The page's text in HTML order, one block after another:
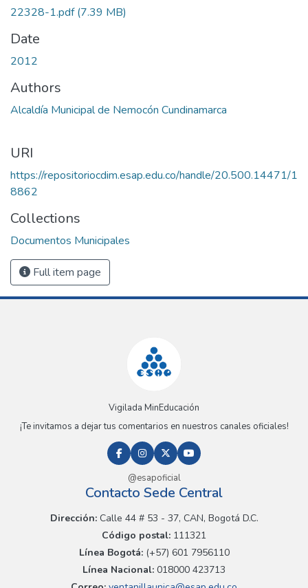
22328-1.pdf(7.39 MB)
Date
2012
Authors
Alcaldía Municipal de Nemocón Cundinamarca
URI
https://repositoriocdim.esap.edu.co/handle/20.500.14471/1
8862
Collections
Documentos Municipales
Full item page
Vigilada MinEducación
¡Te invitamos a dejar tus comentarios en nuestros canales oficiales!
@esapoficial
Contacto Sede Central
Dirección:Calle 44 # 53 - 37, CAN, Bogotá D.C.
Código postal: 111321
Línea Bogotá:(+57) 601 7956110
Línea Nacional: 018000 423713